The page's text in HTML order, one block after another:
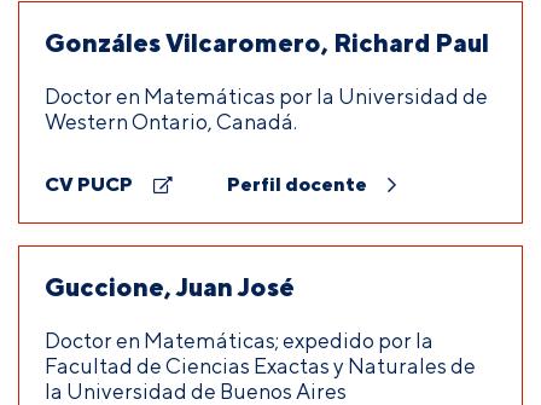
Gonzáles Vilcaromero, Richard Paul
Doctor en Matemáticas por la Universidad de
Western Ontario, Canadá.
CV PUCP Perfil docente
Guccione, Juan José
Doctor en Matemáticas; expedido por la
Facultad de Ciencias Exactas y Naturales de
la Universidad de Buenos Aires